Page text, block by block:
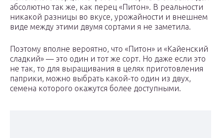
абсолютно так же, как перец «Питон». В реальности
никакой разницы во вкусе, урожайности и внешнем
виде между этими двумя сортами я не заметила.
Поэтому вполне вероятно, что «Питон» и «Кайенский
сладкий» — это один и тот же сорт. Но даже если это
не так, то для выращивания в целях приготовления
паприки, можно выбрать какой-то один из двух,
семена которого окажутся более доступными.